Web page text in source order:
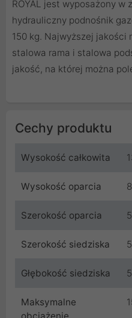
ROYAL jest wyposażony w
hydrauliczny podnośnik
150 kg. Najwyższej jakości
stalowa rama i stalowa
jakość, na której można
Cechy produktu
Wysokość całkowita
Wysokość oparcia
Szerokość oparcia
Szerokość siedziska
Głębokość siedziska
Maksymalne